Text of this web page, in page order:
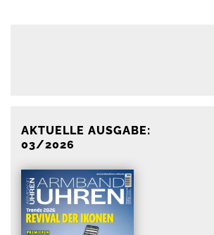
AKTUELLE AUSGABE:
03/2026